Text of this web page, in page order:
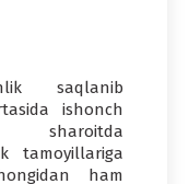
saqlanib
ishonch
sharoitda
tamoyillariga
ham